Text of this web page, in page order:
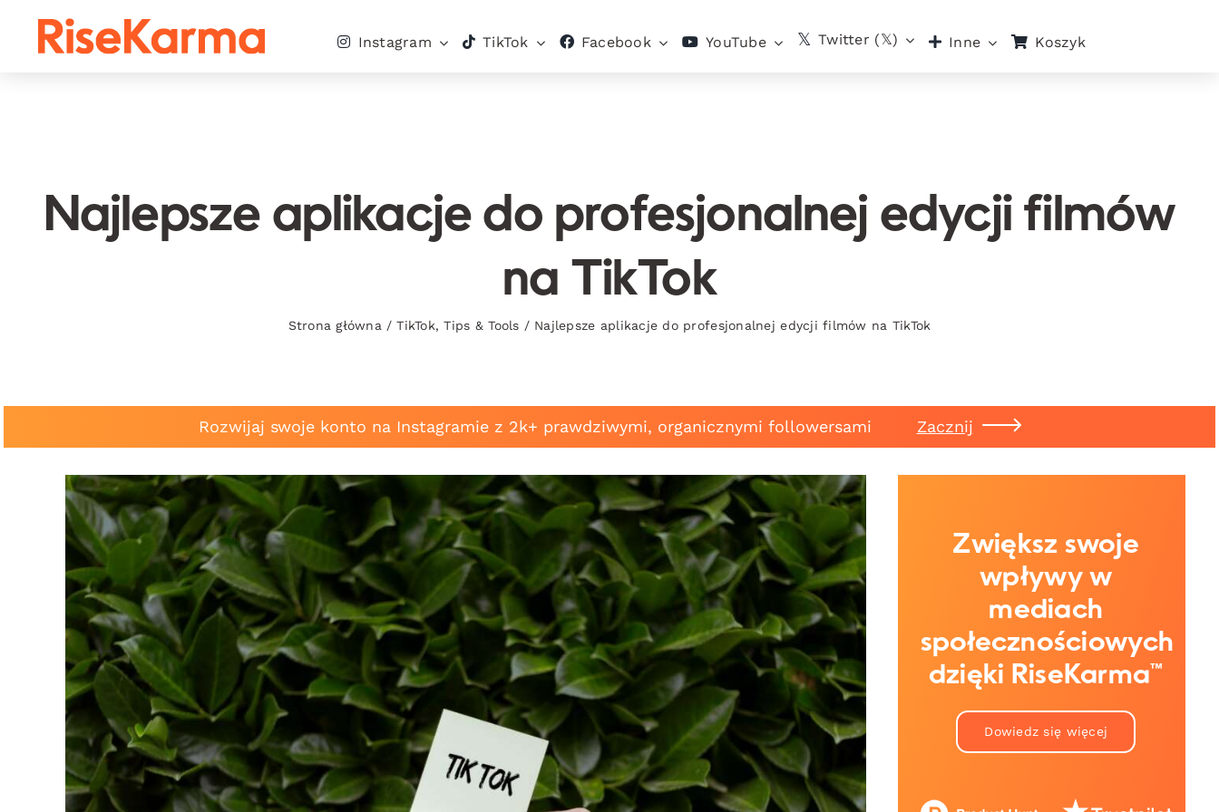
Instagram TikTok Facebook YouTube Twitter (𝕏) Inne Koszyk
Najlepsze aplikacje do profesjonalnej edycji filmów
na TikTok
Strona główna / TikTok,Tips & Tools / Najlepsze aplikacje do profesjonalnej edycji filmów na TikTok
Rozwijaj swoje konto na Instagramie z 2k+ prawdziwymi, organicznymi followersami Zacznij
Zwiększ swoje
wpływy w
mediach
społecznościowych
dzięki RiseKarma™
Dowiedz się więcej